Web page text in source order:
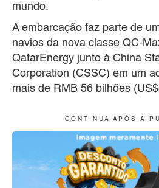
mundo.
A embarcação faz parte de
navios da nova classe QC-
QatarEnergy junto à China
Corporation (CSSC) em um
mais de RMB 56 bilhões
C O N T I N U A A P Ó S A P U